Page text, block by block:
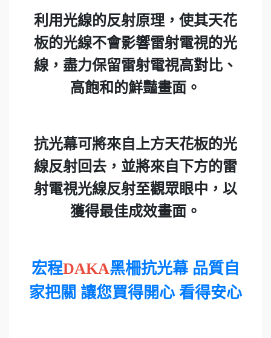
利用光線的反射原理，使其天花
板的光線不會影響雷射電視的光
線，盡力保留雷射電視高對比、
高飽和的鮮豔畫面。
抗光幕可將來自上方天花板的光
線反射回去，並將來自下方的雷
射電視光線反射至觀眾眼中，以
獲得最佳成效畫面。
宏程DAKA黑柵抗光幕 品質自
家把關 讓您買得開心 看得安心